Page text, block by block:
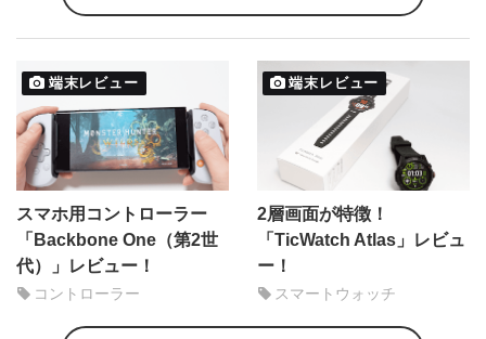
端末レビュー
スマホ用コントローラー
「Backbone One（第2世
代）」レビュー！
コントローラー
端末レビュー
2層画面が特徴！
「TicWatch Atlas」レビュ
ー！
スマートウォッチ